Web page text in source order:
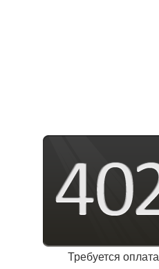
Требуется оплата